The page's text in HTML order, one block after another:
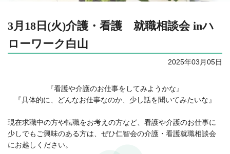
3月18日(火)介護・看護 就職相談会 inハ
ローワーク白山
2025年03月05日
『看護や介護のお仕事をしてみようかな』
『具体的に、どんなお仕事なのか、少し話を聞いてみたいな』
現在求職中の方や転職をお考えの方など、看護や介護のお仕事に
少しでもご興味のある方は、ぜひ仁智会の介護・看護就職相談会
にお越しください。